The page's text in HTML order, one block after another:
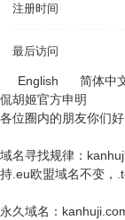
注册时间
最后访问
English 简体中
侃胡姬官方申明
各位圈内的朋友你们好
域名寻找规律：
持.eu欧盟域名不变，
永久域名：